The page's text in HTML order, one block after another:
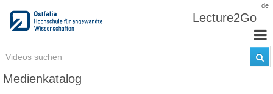
de
Lecture2Go
Medienkatalog